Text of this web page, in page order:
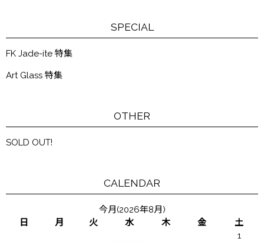
SPECIAL
FK Jade-ite 特集
Art Glass 特集
OTHER
SOLD OUT!
CALENDAR
今月(2026年8月)
日
月 火 水 木 金
土
1